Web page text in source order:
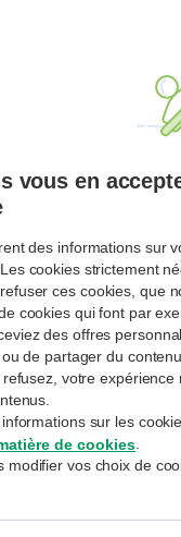
de ses domaines
les tendances de
L’or
Mattias Demets–
5-8-2026 1 - 3 min
vous en
des informations sur
cookies strictement
ces cookies, que
cookies qui font par
des offres
de partager du
votre
sur les
de cookies
modifier vos choix de